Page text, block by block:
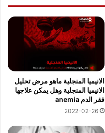
الانيميا المنجلية ماهو مرض تحليل
الانيميا المنجلية وهل يمكن علاجها
فقر الدم anemia
2022-02-26